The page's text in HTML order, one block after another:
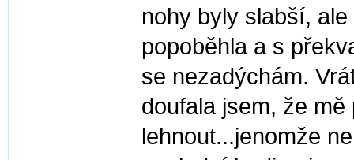
nohy byly slabší,
popoběhla a s
se nezadýchám.
doufala jsem, že
lehnout...jenomže